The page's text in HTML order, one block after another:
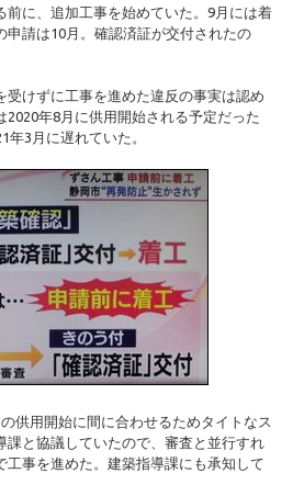
前に、追加工事を始めていた。9月には着
申請は10月。確認済証が交付されたの
受けずに工事を進めた違反の事実は認め
2020年8月に供用開始される予定だった
年3月に遅れていた。
供用開始に間に合わせるためタイトなス
課と協議していたので、審査と並行すれ
工事を進めた。建築指導課にも承知して